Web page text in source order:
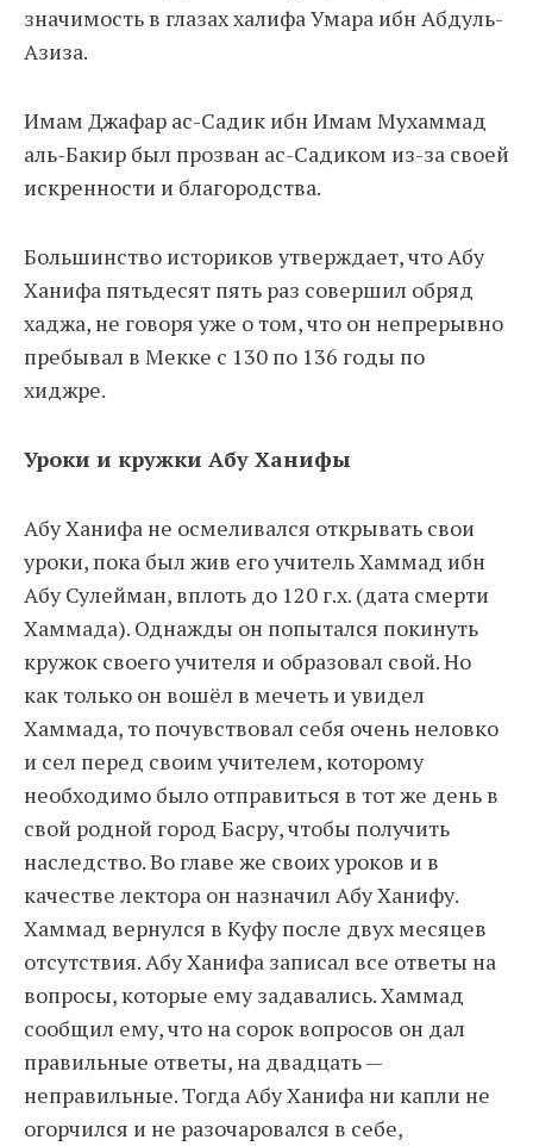
значимость в глазах халифа Умара ибн Абдуль-
Азиза.
Имам Джафар ас-Садик ибн Имам Мухаммад
аль-Бакир был прозван ас-Садиком из-за своей
искренности и благородства.
Большинство историков утверждает, что Абу
Ханифа пятьдесят пять раз совершил обряд
хаджа, не говоря уже о том, что он непрерывно
пребывал в Мекке с 130 по 136 годы по
хиджре.
Уроки и кружки Абу Ханифы
Абу Ханифа не осмеливался открывать свои
уроки, пока был жив его учитель Хаммад ибн
Абу Сулейман, вплоть до 120 г.х. (дата смерти
Хаммада). Однажды он попытался покинуть
кружок своего учителя и образовал свой. Но
как только он вошёл в мечеть и увидел
Хаммада, то почувствовал себя очень неловко
и сел перед своим учителем, которому
необходимо было отправиться в тот же день в
свой родной город Басру, чтобы получить
наследство. Во главе же своих уроков и в
качестве лектора он назначил Абу Ханифу.
Хаммад вернулся в Куфу после двух месяцев
отсутствия. Абу Ханифа записал все ответы на
вопросы, которые ему задавались. Хаммад
сообщил ему, что на сорок вопросов он дал
правильные ответы, на двадцать —
неправильные. Тогда Абу Ханифа ни капли не
огорчился и не разочаровался в себе,